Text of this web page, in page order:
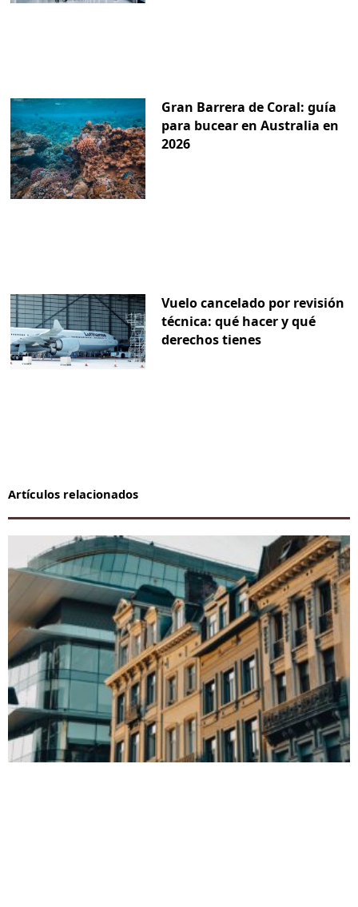
Gran Barrera de Coral: guía
para bucear en Australia en
2026
Vuelo cancelado por revisión
técnica: qué hacer y qué
derechos tienes
Artículos relacionados